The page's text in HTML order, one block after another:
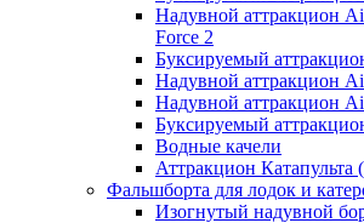
Надувной аттракцион
Force 2
Буксируемый
Надувной аттракцион
Надувной аттракцион
Буксируемый
Водные качели
Аттракцион Катапульта
Фальшборта для лодок и
Изогнутый надувной